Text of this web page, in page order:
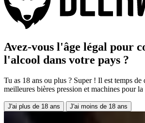
Avez-vous l'âge légal pour
l'alcool dans votre pays ?
Tu as 18 ans ou plus ? Super ! Il est temps de
meilleures bières pression et machines pour la
J'ai plus de 18 ans J'ai moins de 18 ans